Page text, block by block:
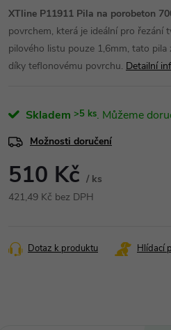
XTline P11911 Pila na porobeton
povrchem, která je ideální pro řezání
pilového listu pouze 1,6mm, tato
díky teflonovému povrchu. Detailní
Skladem >5 ks
Možnosti doručení
510 Kč / ks
421,49 Kč bez DPH
Dotaz k produktu Hlídací